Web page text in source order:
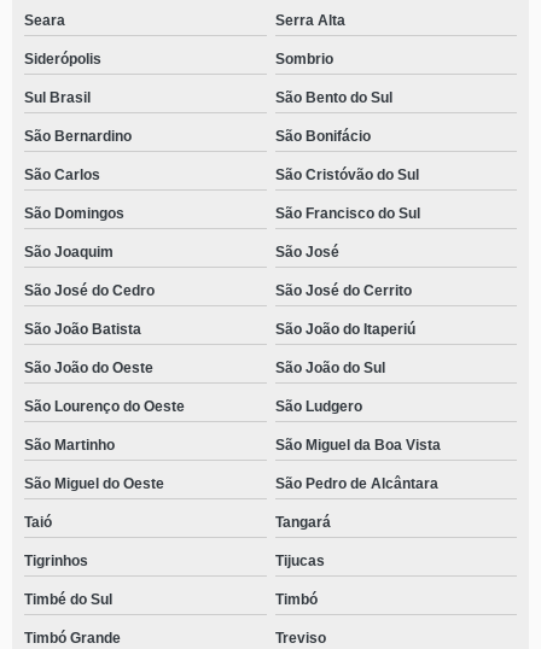
Seara Serra Alta
Siderópolis Sombrio
Sul Brasil São Bento do Sul
São Bernardino São Bonifácio
São Carlos São Cristóvão do Sul
São Domingos São Francisco do Sul
São Joaquim São José
São José do Cedro São José do Cerrito
São João Batista São João do Itaperiú
São João do Oeste São João do Sul
São Lourenço do Oeste São Ludgero
São Martinho São Miguel da Boa Vista
São Miguel do Oeste São Pedro de Alcântara
Taió Tangará
Tigrinhos Tijucas
Timbé do Sul Timbó
Timbó Grande Treviso